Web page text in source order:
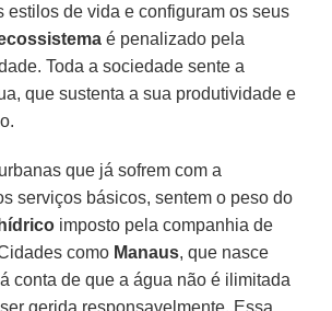
estilos de vida e configuram os seus
é penalizado pela
Toda a sociedade sente a
que sustenta a sua produtividade e
que já sofrem com a
serviços básicos, sentem o peso do
imposto pela companhia de
como Manaus, que nasce
conta de que a água não é ilimitada
gerida responsavelmente. Essa